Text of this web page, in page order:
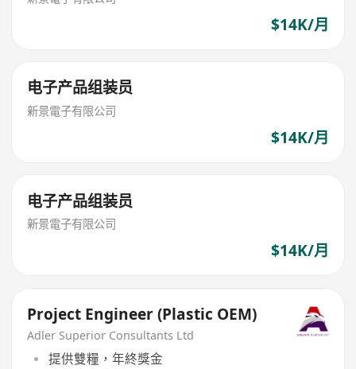
$14K/月
电子产品组装员
新景電子有限公司
$14K/月
电子产品组装员
新景電子有限公司
$14K/月
Project Engineer (Plastic OEM)
Adler Superior Consultants Ltd
提供雙糧，年終獎金